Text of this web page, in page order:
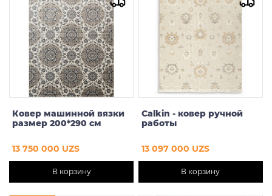
Цена
Ковер машинной вязки
размер 200*290 см
13 750 000 UZS
В корзину
Calkin - ковер ручной
работы
13 097 000 UZS
В корзину